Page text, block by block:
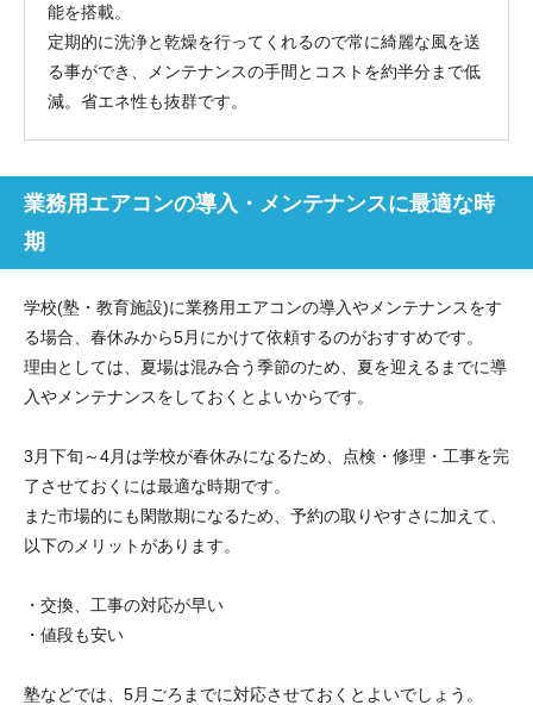
能を搭載。
定期的に洗浄と乾燥を行ってくれるので常に綺麗な風を送
る事ができ、メンテナンスの手間とコストを約半分まで低
減。省エネ性も抜群です。
業務用エアコンの導入・メンテナンスに最適な時
期
学校(塾・教育施設)に業務用エアコンの導入やメンテナンスをす
る場合、春休みから5月にかけて依頼するのがおすすめです。
理由としては、夏場は混み合う季節のため、夏を迎えるまでに導
入やメンテナンスをしておくとよいからです。
3月下旬～4月は学校が春休みになるため、点検・修理・工事を完
了させておくには最適な時期です。
また市場的にも閑散期になるため、予約の取りやすさに加えて、
以下のメリットがあります。
・交換、工事の対応が早い
・値段も安い
塾などでは、5月ごろまでに対応させておくとよいでしょう。